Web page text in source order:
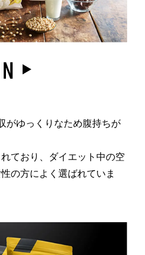
がゆっくりなため腹持ちが
ており、ダイエット中の空
の方によく選ばれていま